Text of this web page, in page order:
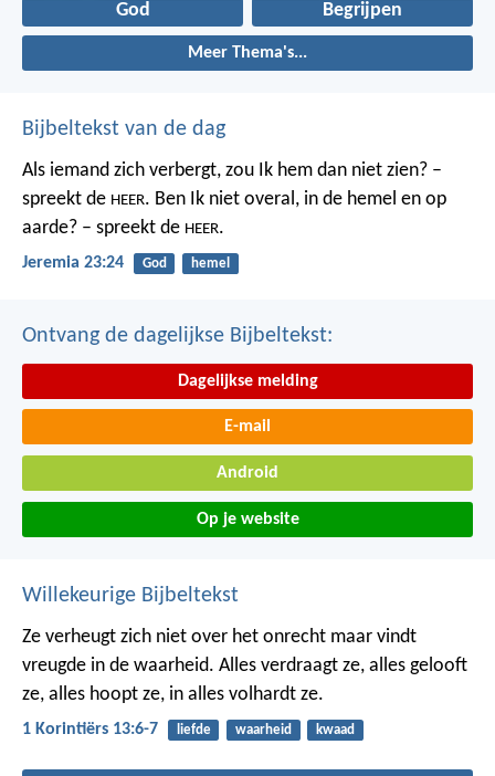
God Begrijpen
Meer Thema's...
Bijbeltekst van de dag
Als iemand zich verbergt, zou Ik hem dan niet zien? –
spreekt de HEER. Ben Ik niet overal, in de hemel en op
aarde? – spreekt de HEER.
Jeremia 23:24 God hemel
Ontvang de dagelijkse Bijbeltekst:
Dagelijkse melding
E-mail
Android
Op je website
Willekeurige Bijbeltekst
Ze verheugt zich niet over het onrecht maar vindt
vreugde in de waarheid. Alles verdraagt ze, alles gelooft
ze, alles hoopt ze, in alles volhardt ze.
1 Korintiërs 13:6-7 liefde waarheid kwaad